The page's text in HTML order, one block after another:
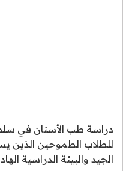
دراسة طب الأسنان في
للطلاب الطموحين الذين
الجيد والبيئة الدراسية